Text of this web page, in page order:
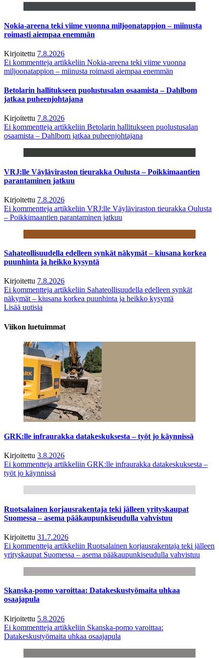
Nokia-areena teki viime vuonna miljoonatappion – miinusta
roimasti aiempaa enemmän
Kirjoitettu 7.8.2026
Ei kommentteja artikkeliin Nokia-areena teki viime vuonna
miljoonatappion – miinusta roimasti aiempaa enemmän
Betolarin hallitukseen puolustusalan osaamista – Dahlbom
jatkaa puheenjohtajana
Kirjoitettu 7.8.2026
Ei kommentteja artikkeliin Betolarin hallitukseen puolustusalan
osaamista – Dahlbom jatkaa puheenjohtajana
VRJ:lle Väyläviraston tieurakka Oulusta – Poikkimaantien
parantaminen jatkuu
Kirjoitettu 7.8.2026
Ei kommentteja artikkeliin VRJ:lle Väyläviraston tieurakka Oulusta
– Poikkimaantien parantaminen jatkuu
Sahateollisuudella edelleen synkät näkymät – kiusana korkea
puunhinta ja heikko kysyntä
Kirjoitettu 7.8.2026
Ei kommentteja artikkeliin Sahateollisuudella edelleen synkät
näkymät – kiusana korkea puunhinta ja heikko kysyntä
Lisää uutisia
Viikon luetuimmat
GRK:lle infraurakka datakeskuksesta – työt jo käynnissä
Kirjoitettu 3.8.2026
Ei kommentteja artikkeliin GRK:lle infraurakka datakeskuksesta –
työt jo käynnissä
Ruotsalainen korjausrakentaja teki jälleen yrityskaupat
Suomessa – asema pääkaupunkiseudulla vahvistuu
Kirjoitettu 31.7.2026
Ei kommentteja artikkeliin Ruotsalainen korjausrakentaja teki jälleen
yrityskaupat Suomessa – asema pääkaupunkiseudulla vahvistuu
Skanska-pomo varoittaa: Datakeskustyömaita uhkaa
osaajapula
Kirjoitettu 5.8.2026
Ei kommentteja artikkeliin Skanska-pomo varoittaa:
Datakeskustyömaita uhkaa osaajapula